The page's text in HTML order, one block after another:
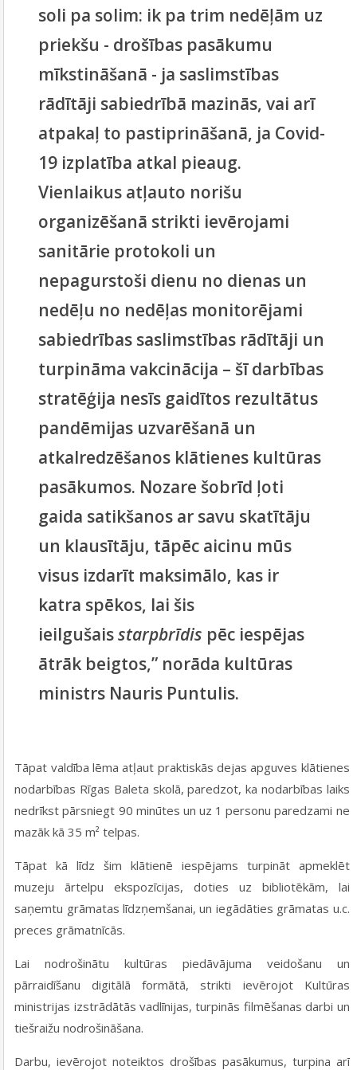
soli pa solim: ik pa trim nedēļām uz
priekšu - drošības pasākumu
mīkstināšanā - ja saslimstības
rādītāji sabiedrībā mazinās, vai arī
atpakaļ to pastiprināšanā, ja Covid-
19 izplatība atkal pieaug.
Vienlaikus atļauto norišu
organizēšanā strikti ievērojami
sanitārie protokoli un
nepagurstoši dienu no dienas un
nedēļu no nedēļas monitorējami
sabiedrības saslimstības rādītāji un
turpināma vakcinācija – šī darbības
stratēģija nesīs gaidītos rezultātus
pandēmijas uzvarēšanā un
atkalredzēšanos klātienes kultūras
pasākumos. Nozare šobrīd ļoti
gaida satikšanos ar savu skatītāju
un klausītāju, tāpēc aicinu mūs
visus izdarīt maksimālo, kas ir
katra spēkos, lai šis
ieilgušaisstarpbrīdis pēc iespējas
ātrāk beigtos,” norāda kultūras
ministrs Nauris Puntulis.
Tāpat valdība lēma atļaut praktiskās dejas apguves klātienes
nodarbības Rīgas Baleta skolā, paredzot, ka nodarbības laiks
nedrīkst pārsniegt 90 minūtes un uz 1 personu paredzami ne
mazāk kā 35 m² telpas.
Tāpat kā līdz šim klātienē iespējams turpināt apmeklēt
muzeju ārtelpu ekspozīcijas, doties uz bibliotēkām, lai
saņemtu grāmatas līdzņemšanai, un iegādāties grāmatas u.c.
preces grāmatnīcās.
Lai nodrošinātu kultūras piedāvājuma veidošanu un
pārraidīšanu digitālā formātā, strikti ievērojot Kultūras
ministrijas izstrādātās vadlīnijas, turpinās filmēšanas darbi un
tiešraižu nodrošināšana.
Darbu, ievērojot noteiktos drošības pasākumus, turpina arī